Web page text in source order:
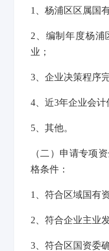
1 、杨浦区区属国
2 、编制年度杨
业；
3 、企业决策程序
4 、近3年企业会
5 、其他。
（二）申请专项
格条件：
1 、符合区域国有
2 、符合企业主业
3 、符合区国资委